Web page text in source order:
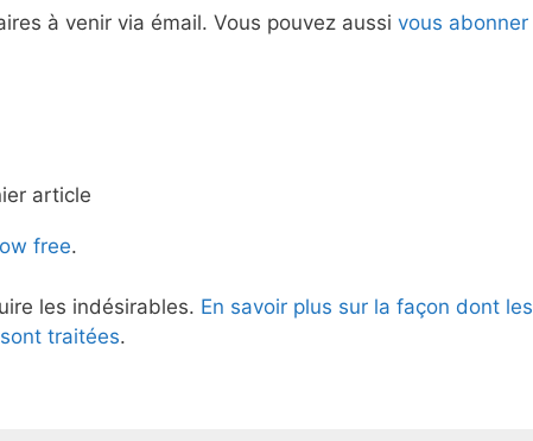
à venir via émail. Vous pouvez aussi vous abonner
article
free.
les indésirables. En savoir plus sur la façon dont les
traitées.